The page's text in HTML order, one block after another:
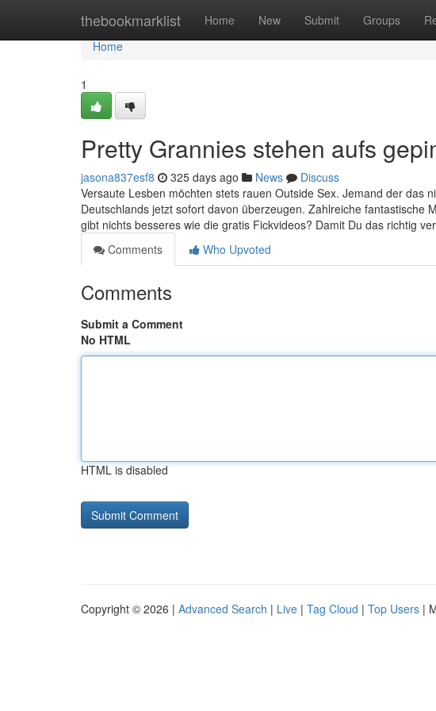
thebookmarklist Home New Submit Groups
Home
Home
1
Pretty Grannies stehen aufs
jasona837esf8 325 days ago News
Discuss
Versaute Lesben möchten stets rauen Outside Sex. Jemand der das
Deutschlands jetzt sofort davon überzeugen. Zahlreiche fantastische
gibt nichts besseres wie die gratis Fickvideos? Damit Du das richtig
Comments
Who Upvoted
Comments
Submit a Comment
No HTML
HTML is disabled
Copyright © 2026 | Advanced Search | Live | Tag Cloud | Top Users |